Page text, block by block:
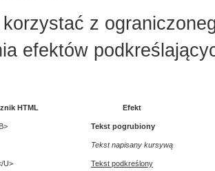
z
efektów
HTML Efekt
Tekst pogrubiony
Tekst napisany kursywą
U> Tekst podkreślony